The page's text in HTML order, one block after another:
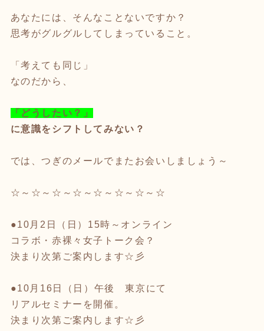
あなたには、そんなことないですか？
思考がグルグルしてしまっていること。
「考えても同じ」
なのだから、
「どうしたい？」
に意識をシフトしてみない？
では、つぎのメールでまたお会いしましょう～
☆～☆～☆～☆～☆～☆～☆～☆
●10月2日（日）15時～オンライン
コラボ・赤裸々女子トーク会？
決まり次第ご案内します☆彡
●10月16日（日）午後 東京にて
リアルセミナーを開催。
決まり次第ご案内します☆彡